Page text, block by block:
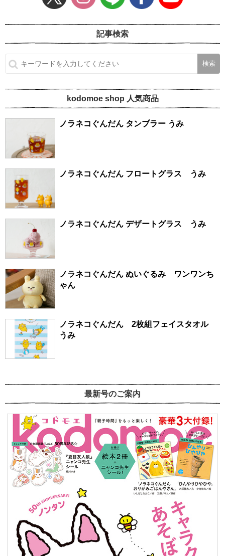
記事検索
kodomoe shop 人気商品
ノラネコぐんだん タンブラー うみ
ノラネコぐんだん フロートグラス うみ
ノラネコぐんだん デザートグラス うみ
ノラネコぐんだん ぬいぐるみ ワンワンち
ゃん
ノラネコぐんだん 2枚組フェイスタオル
うみ
最新号のご案内